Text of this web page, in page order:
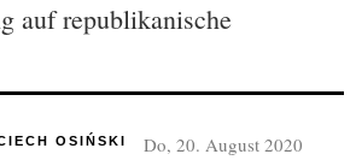
auf republikanische
OSIŃSKI Do, 20. August 2020